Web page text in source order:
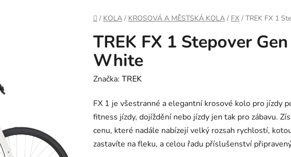
Domů
/ KOLA / KROSOVÁ A MĚSTSKÁ KOLA / FX / TREK FX 1
TREK FX 1 Stepover
White
Značka: TREK
FX 1 je všestranné a elegantní krosové kolo pro jízdy
fitness jízdy, dojíždění nebo jízdy jen tak pro zábavu.
cenu, které nadále nabízejí velký rozsah rychlostí,
zastavíte na fleku, a celou řadu příslušenství